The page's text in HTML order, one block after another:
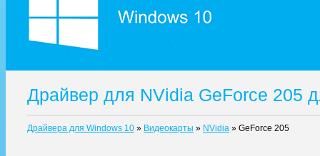
Драйвер для NVidia GeForce 205
Драйвера для Windows 10 » Видеокарты » NVidia » GeForce 205